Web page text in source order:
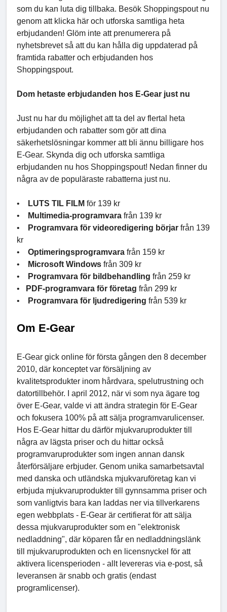
som du kan luta dig tillbaka. Besök Shoppingspout nu
genom att klicka här och utforska samtliga heta
erbjudanden! Glöm inte att prenumerera på
nyhetsbrevet så att du kan hålla dig uppdaterad på
framtida rabatter och erbjudanden hos
Shoppingspout.
Dom hetaste erbjudanden hos E-Gear just nu
Just nu har du möjlighet att ta del av flertal heta
erbjudanden och rabatter som gör att dina
säkerhetslösningar kommer att bli ännu billigare hos
E-Gear. Skynda dig och utforska samtliga
erbjudanden nu hos Shoppingspout! Nedan finner du
några av de populäraste rabatterna just nu.
• LUTS TIL FILM för 139 kr
•
Multimedia-programvara från 139 kr
•
Programvara för videoredigering börjar från 139
kr
• Optimeringsprogramvara från 159 kr
•
Microsoft Windows från 309 kr
•
Programvara för bildbehandling från 259 kr
•
PDF-programvara för företag från 299 kr
•
Programvara för ljudredigering från 539 kr
Om E-Gear
E-Gear gick online för första gången den 8 december
2010, där konceptet var försäljning av
kvalitetsprodukter inom hårdvara, spelutrustning och
datortillbehör. I april 2012, när vi som nya ägare tog
över E-Gear, valde vi att ändra strategin för E-Gear
och fokusera 100% på att sälja programvarulicenser.
Hos E-Gear hittar du därför mjukvaruprodukter till
några av lägsta priser och du hittar också
programvaruprodukter som ingen annan dansk
återförsäljare erbjuder. Genom unika samarbetsavtal
med danska och utländska mjukvaruföretag kan vi
erbjuda mjukvaruprodukter till gynnsamma priser och
som vanligtvis bara kan laddas ner via tillverkarens
egen webbplats - E-Gear är certifierat för att sälja
dessa mjukvaruprodukter som en "elektronisk
nedladdning", där köparen får en nedladdningslänk
till mjukvaruprodukten och en licensnyckel för att
aktivera licensperioden - allt levereras via e-post, så
leveransen är snabb och gratis (endast
programlicenser).